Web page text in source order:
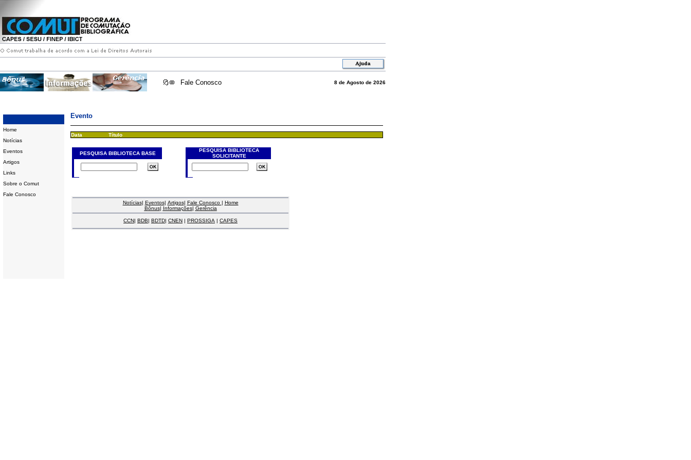
Fale Conosco 8 de Agosto de 2026
Home
Notícias
Eventos
Artigos
Links
Sobre o Comut
Fale Conosco
Evento
Data Título
PESQUISA BIBLIOTECA BASE
PESQUISA BIBLIOTECA
SOLICITANTE
Notícias| Eventos| Artigos| Fale Conosco | Home
Bônus| Informações| Gerência
CCN| BDB| BDTD| CNEN | PROSSIGA | CAPES